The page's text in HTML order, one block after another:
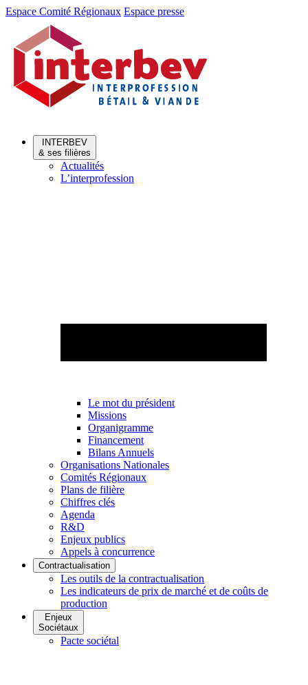
Aller
Aller
contenu
Espace Comité Régionaux Espace presse
INTERBEV
& ses filières
Actualités
L’interprofession
Le mot du président
Missions
Organigramme
Financement
Bilans Annuels
Organisations Nationales
Comités Régionaux
Plans de filière
Chiffres clés
Agenda
R&D
Enjeux publics
Appels à concurrence
Contractualisation
Les outils de la contractualisation
Les indicateurs de prix de marché et de coûts de
production
Enjeux
Sociétaux
Pacte sociétal